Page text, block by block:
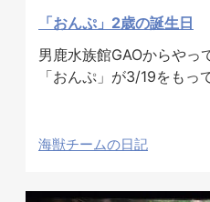
「おんぷ」2歳の誕生日
男鹿水族館GAOからやっ
「おんぷ」が3/19をもっ
海獣チームの日記